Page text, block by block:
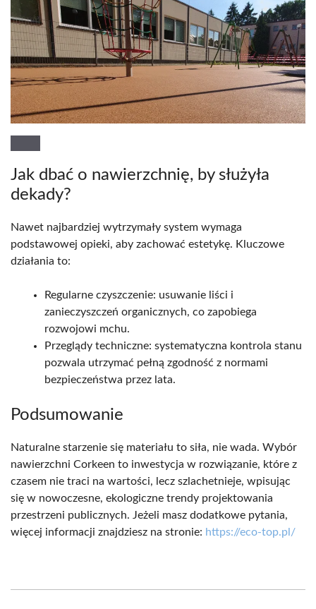
Jak dbać o nawierzchnię, by służyła
dekady?
Nawet najbardziej wytrzymały system wymaga
podstawowej opieki, aby zachować estetykę. Kluczowe
działania to:
Regularne czyszczenie: usuwanie liści i
zanieczyszczeń organicznych, co zapobiega
rozwojowi mchu.
Przeglądy techniczne: systematyczna kontrola stanu
pozwala utrzymać pełną zgodność z normami
bezpieczeństwa przez lata.
Podsumowanie
Naturalne starzenie się materiału to siła, nie wada. Wybór
nawierzchni Corkeen to inwestycja w rozwiązanie, które z
czasem nie traci na wartości, lecz szlachetnieje, wpisując
się w nowoczesne, ekologiczne trendy projektowania
przestrzeni publicznych. Jeżeli masz dodatkowe pytania,
więcej informacji znajdziesz na stronie: https://eco-top.pl/